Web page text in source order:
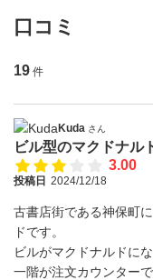
口コミ
19 件
Kuda さん
ビル型のマクドナル
3.00
投稿日 2024/12/18
古書店街である神保町
ドです。
ビルがマクドナルドに
一階が注文カウンター